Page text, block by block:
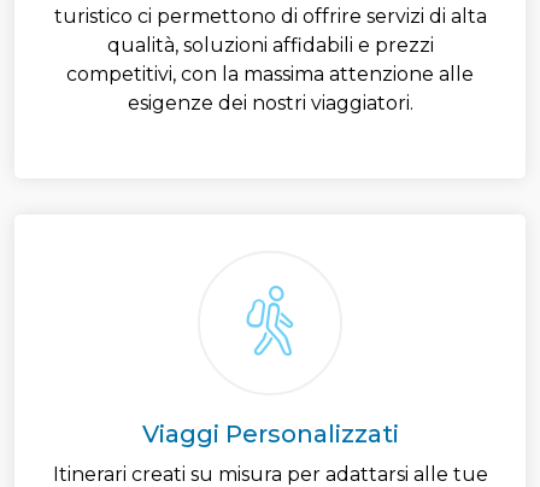
turistico ci permettono di offrire servizi di alta
qualità, soluzioni affidabili e prezzi
competitivi, con la massima attenzione alle
esigenze dei nostri viaggiatori.
Viaggi Personalizzati
Itinerari creati su misura per adattarsi alle tue